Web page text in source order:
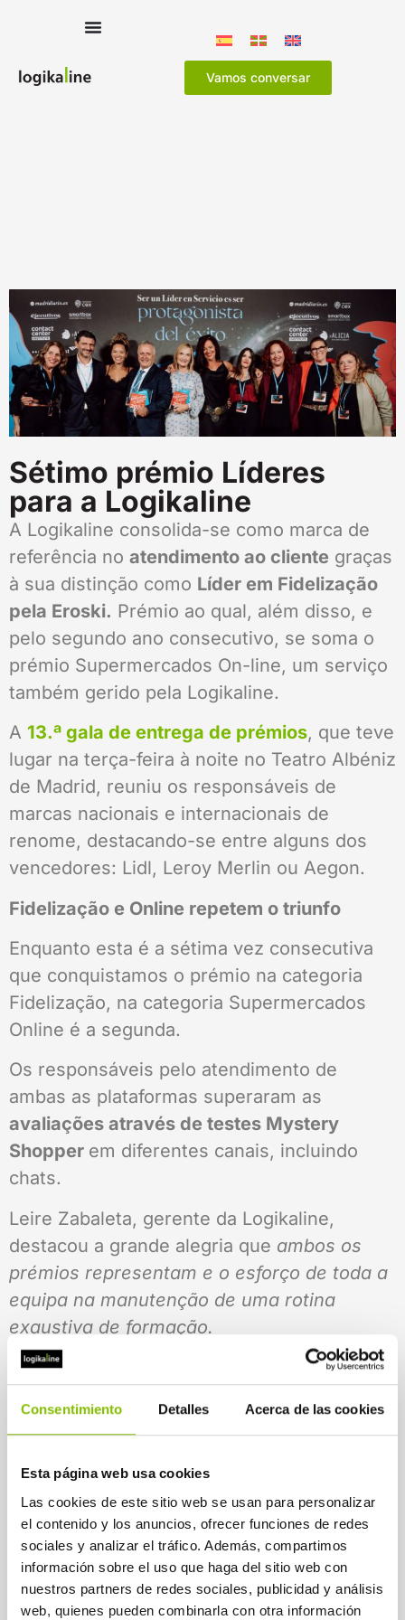
Consentimiento Detalles Acerca de las cookies
Esta página web usa cookies
Las cookies de este sitio web se usan para personalizar
el contenido y los anuncios, ofrecer funciones de redes
sociales y analizar el tráfico. Además, compartimos
información sobre el uso que haga del sitio web con
nuestros partners de redes sociales, publicidad y análisis
web, quienes pueden combinarla con otra información
Vamos conversar
Sétimo prémio Líderes
para a Logikaline
A Logikaline consolida-se como marca de
referência no atendimento ao cliente graças
à sua distinção como Líder em Fidelização
pela Eroski. Prémio ao qual, além disso, e
pelo segundo ano consecutivo, se soma o
prémio Supermercados On-line, um serviço
também gerido pela Logikaline.
A 13.ª gala de entrega de prémios, que teve
lugar na terça-feira à noite no Teatro Albéniz
de Madrid, reuniu os responsáveis de
marcas nacionais e internacionais de
renome, destacando-se entre alguns dos
vencedores: Lidl, Leroy Merlin ou Aegon.
Fidelização e Online repetem o triunfo
Enquanto esta é a sétima vez consecutiva
que conquistamos o prémio na categoria
Fidelização, na categoria Supermercados
Online é a segunda.
Os responsáveis pelo atendimento de
ambas as plataformas superaram as
avaliações através de testes Mystery
Shopper em diferentes canais, incluindo
chats.
Leire Zabaleta, gerente da Logikaline,
destacou a grande alegria que ambos os
prémios representam e o esforço de toda a
equipa na manutenção de uma rotina
exaustiva de formação.
O serviço de atendimento ao cliente,
De acordo com o último relatório do
minutos por ano a falar com os serviços de
atendimento ao cliente. O mesmo relatório
revela que 91% da população considera que
o atendimento influencia diretamente tanto